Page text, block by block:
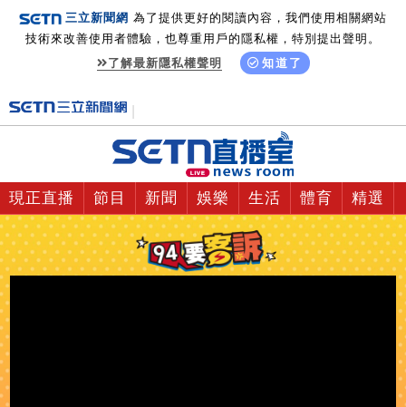
三立新聞網 為了提供更好的閱讀內容，我們使用相關網站
技術來改善使用者體驗，也尊重用戶的隱私權，特別提出聲明。
了解最新隱私權聲明
知道了
現正直播 節目 新聞 娛樂 生活 體育 精選